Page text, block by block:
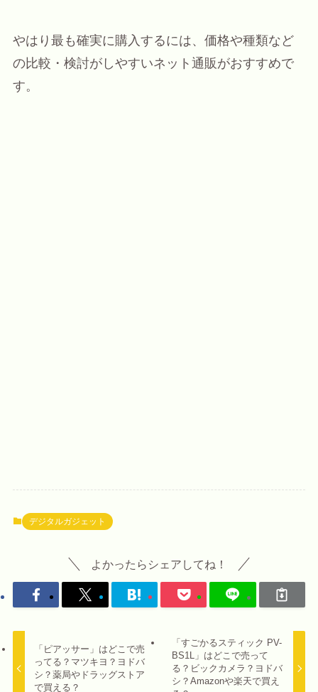
やはり最も確実に購入するには、価格や種類など
の比較・検討がしやすいネット通販がおすすめで
す。
デジタルガジェット
よかったらシェアしてね！
「ピアッサー」はどこで売
ってる？マツキヨ？ヨドバ
シ？薬局やドラッグストア
で買える？
「すごかるスティック PV-
BS1L」はどこで売って
る？ビックカメラ？ヨドバ
シ？Amazonや楽天で買え